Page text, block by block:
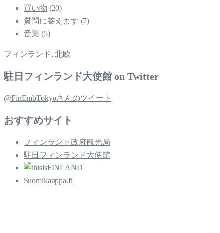
買い物 (20)
質問に答えます (7)
音楽 (5)
フィンランド, 北欧
駐日フィンランド大使館 on Twitter
@FinEmbTokyoさんのツイート
おすすめサイト
フィンランド政府観光局
駐日フィンランド大使館
Suomikauppa.fi